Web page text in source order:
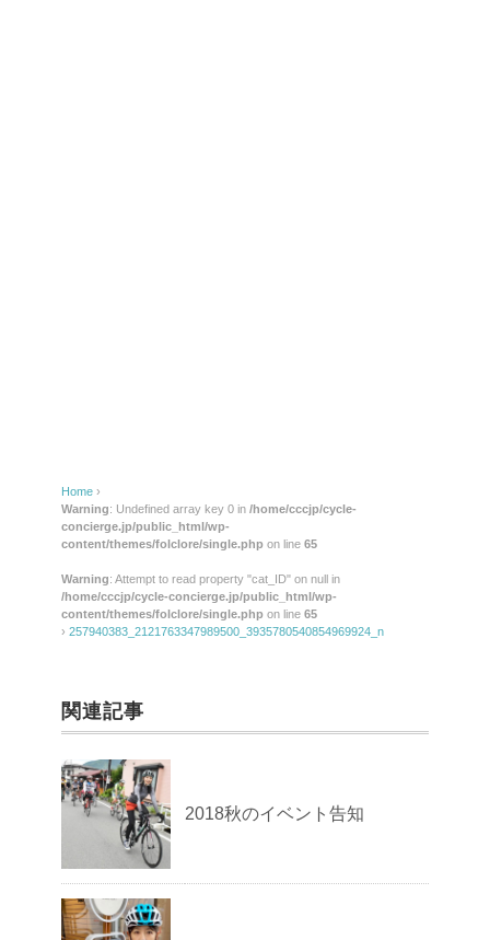
Home ›
Warning: Undefined array key 0 in /home/cccjp/cycle-
concierge.jp/public_html/wp-
content/themes/folclore/single.php on line 65
Warning: Attempt to read property "cat_ID" on null in
/home/cccjp/cycle-concierge.jp/public_html/wp-
content/themes/folclore/single.php on line 65
› 257940383_2121763347989500_3935780540854969924_n
関連記事
2018秋のイベント告知